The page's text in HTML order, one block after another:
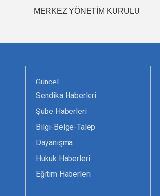
MERKEZ YÖNETİM KURULU
Güncel
Sendika Haberleri
Şube Haberleri
Bilgi-Belge-Talep
Dayanışma
Hukuk Haberleri
Eğitim Haberleri